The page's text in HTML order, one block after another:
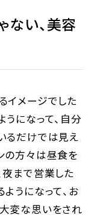
ない、美容
イメージでした
になって、自分
るだけでは見え
の方々は昼食を
夜まで営業した
うになって、お
変な思いをされ